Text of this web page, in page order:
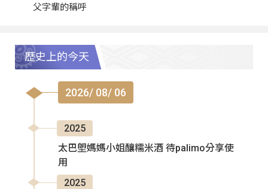
父字輩的稱呼
歷史上的今天
2026/ 08/ 06
2025
太巴塱媽媽小姐釀糯米酒 待palimo分享使
用
2025